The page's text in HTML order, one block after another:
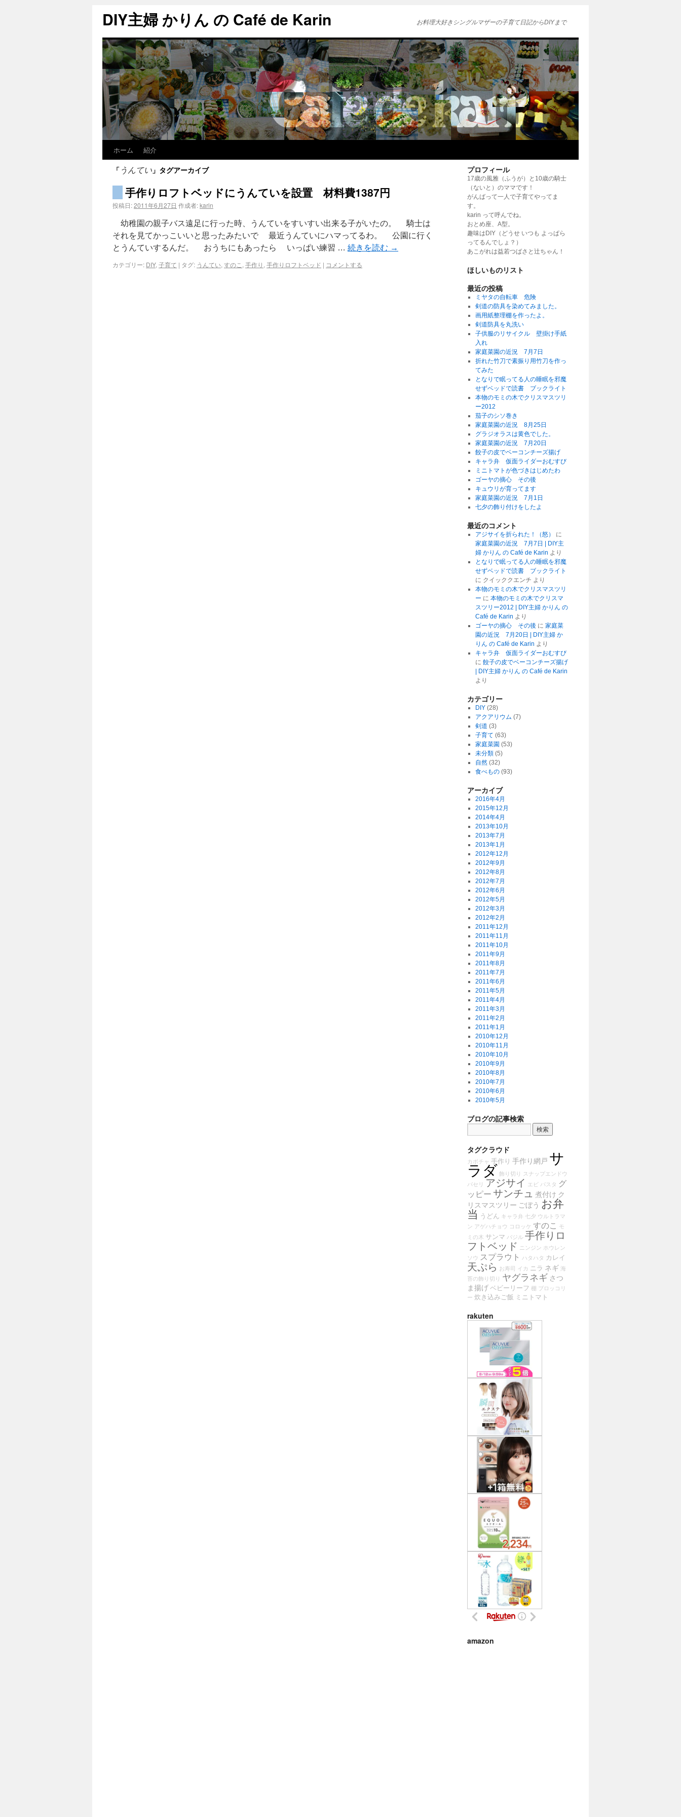
DIY主婦 かりん の Café de Karin お料理大好きシングルマザーの子育て日記からDIYまで
ホーム 紹介
「 うんてい 」タグアーカイブ
手作りロフトベッドにうんていを設置 材料費1387円
投稿日:2011年6月27日 作成者:karin
幼稚園の親子バス遠足に行った時、うんていをすいすい出来る子がいたの。 騎士は
それを見てかっこいいと思ったみたいで 最近うんていにハマってるわ。 公園に行く
とうんていするんだ。 おうちにもあったら いっぱい練習 … 続きを読む →
カテゴリー: DIY, 子育て | タグ: うんてい, すのこ , 手作り , 手作りロフトベッド | コメントする
プロフィール
17歳の風雅（ふうが）と10歳の騎士
（ないと）のママです！
がんばって一人で子育てやってま
す。
karin って呼んでね。
おとめ座、A型。
趣味はDIY（どうせ いつも よっぱら
ってるんでしょ？）
あこがれは益若つばさと辻ちゃん！
ほしいものリスト
最近の投稿
ミヤタの自転車 危険
剣道の防具を染めてみました。
画用紙整理棚を作ったよ。
剣道防具を丸洗い
子供服のリサイクル 壁掛け手紙
入れ
家庭菜園の近況 7月7日
折れた竹刀で素振り用竹刀を作っ
てみた
となりで眠ってる人の睡眠を邪魔
せずベッドで読書 ブックライト
本物のモミの木でクリスマスツリ
ー2012
茄子のシソ巻き
家庭菜園の近況 8月25日
グラジオラスは黄色でした。
家庭菜園の近況 7月20日
餃子の皮でベーコンチーズ揚げ
キャラ弁 仮面ライダーおむすび
ミニトマトが色づきはじめたわ
ゴーヤの摘心 その後
キュウリが育ってます
家庭菜園の近況 7月1日
七夕の飾り付けをしたよ
最近のコメント
アジサイを折られた！（怒）
に
家庭菜園の近況 7月7日 | DIY主
婦 かりん の Café de Karin より
となりで眠ってる人の睡眠を邪魔
せずベッドで読書 ブックライト
に クイッククエンチ より
本物のモミの木でクリスマスツリ
ー に 本物のモミの木でクリスマ
スツリー2012 | DIY主婦 かりん の
Café de Karin より
ゴーヤの摘心 その後 に 家庭菜
園の近況 7月20日 | DIY主婦 か
りん の Café de Karin より
キャラ弁 仮面ライダーおむすび
に 餃子の皮でベーコンチーズ揚げ
| DIY主婦 かりん の Café de Karin
より
カテゴリー
DIY(28)
アクアリウム (7)
剣道 (3)
子育て (63)
家庭菜園 (53)
未分類(5)
自然(32)
食べもの(93)
アーカイブ
2016年4月
2015年12月
2014年4月
2013年10月
2013年7月
2013年1月
2012年12月
2012年9月
2012年8月
2012年7月
2012年6月
2012年5月
2012年3月
2012年2月
2011年12月
2011年11月
2011年10月
2011年9月
2011年8月
2011年7月
2011年6月
2011年5月
2011年4月
2011年3月
2011年2月
2011年1月
2010年12月
2010年11月
2010年10月
2010年9月
2010年8月
2010年7月
2010年6月
2010年5月
ブログの記事検索
タグクラウド
カボチャ 手作り 手作り網戸 サ
ラダ 飾り切り
スナップエンドウ
パセリ
アジサイ エビ パスタ グ
ッピー サンチュ 煮付け ク
リスマスツリー ごぼう お弁
当 うどん キャラ弁 七夕 ウルトラマ
ン アゲハチョウ コロッケ すのこ
モ
ミの木 サンマ バジル 手作りロ
フトベッド
ニンジン ホウレン
ソウ スプラウト ハタハタ カレイ
天ぷら お寿司 イカ ニラ ネギ 海
苔の飾り切り ヤグラネギ さつ
ま揚げ ベビーリーフ 棚
ブロッコリ
ー 炊き込みご飯 ミニトマト
rakuten
amazon